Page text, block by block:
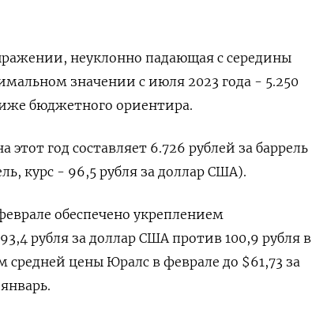
неуклонно падающая с середины
значении с июля 2023 года - 5.250
бюджетного ориентира.
год составляет 6.726 рублей за баррель
курс - 96,5 рубля за доллар США).
обеспечено укреплением
рубля за доллар США против 100,9 рубля в
цены Юралс в феврале до $61,73 за